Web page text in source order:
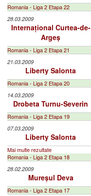
Romania - Liga 2 Etapa 22
28.03.2009
Internațional Curtea-de-
Argeș
Romania - Liga 2 Etapa 21
21.03.2009
Liberty Salonta
Romania - Liga 2 Etapa 20
14.03.2009
Drobeta Turnu-Severin
Romania - Liga 2 Etapa 19
07.03.2009
Liberty Salonta
Mai multe rezultate
Romania - Liga 2 Etapa 18
28.02.2009
Mureșul Deva
Romania - Liga 2 Etapa 17